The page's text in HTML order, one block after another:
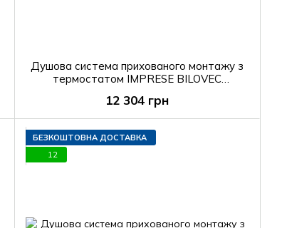
Душова система прихованого монтажу з
термостатом IMPRESE BILOVEC
12 304 грн
БЕЗКОШТОВНА ДОСТАВКА
12